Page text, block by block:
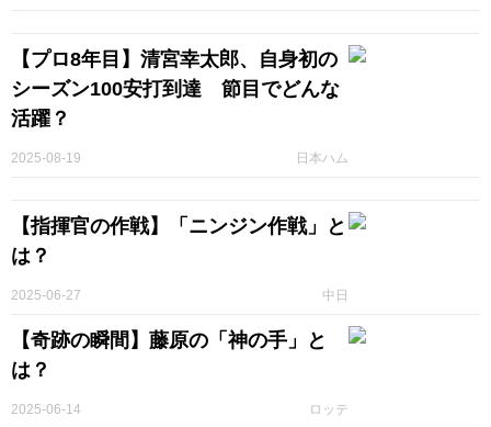
【プロ8年目】清宮幸太郎、自身初の
シーズン100安打到達 節目でどんな
活躍？
日本ハム
2025-08-19
【指揮官の作戦】「ニンジン作戦」と
は？
中日
2025-06-27
【奇跡の瞬間】藤原の「神の手」と
は？
ロッテ
2025-06-14